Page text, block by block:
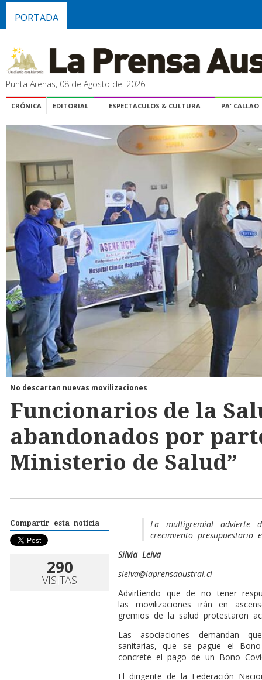
PORTADA
Punta Arenas, 08 de Agosto del 2026
CRÓNICA EDITORIAL ESPECTACULOS & CULTURA PA' CALLAO
No descartan nuevas movilizaciones
Funcionarios de la
abandonados por
Ministerio de Salud”
Compartir esta noticia
290
VISITAS
La multigremial advierte
crecimiento presupuestario
Silvia Leiva
sleiva@laprensaaustral.cl
Advirtiendo que de no tener
las movilizaciones irán en
gremios de la salud protestaron
Las asociaciones demandan
sanitarias, que se pague el
concrete el pago de un Bono
El dirigente de la Federación